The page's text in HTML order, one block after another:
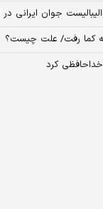
جوان ایرانی
به کما رفت/ علت چیست؟
کرد